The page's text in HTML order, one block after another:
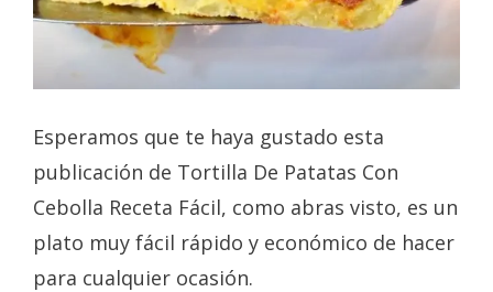
Esperamos que te haya gustado esta
publicación de Tortilla De Patatas Con
Cebolla Receta Fácil, como abras visto, es un
plato muy fácil rápido y económico de hacer
para cualquier ocasión.